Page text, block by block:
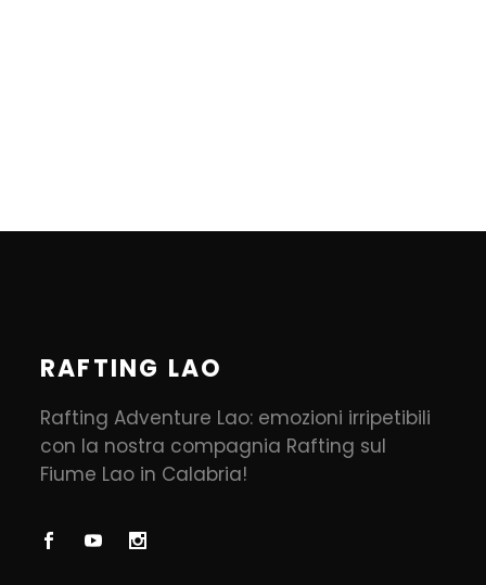
RAFTING LAO
Rafting Adventure Lao: emozioni irripetibili
con la nostra compagnia Rafting sul
Fiume Lao in Calabria!